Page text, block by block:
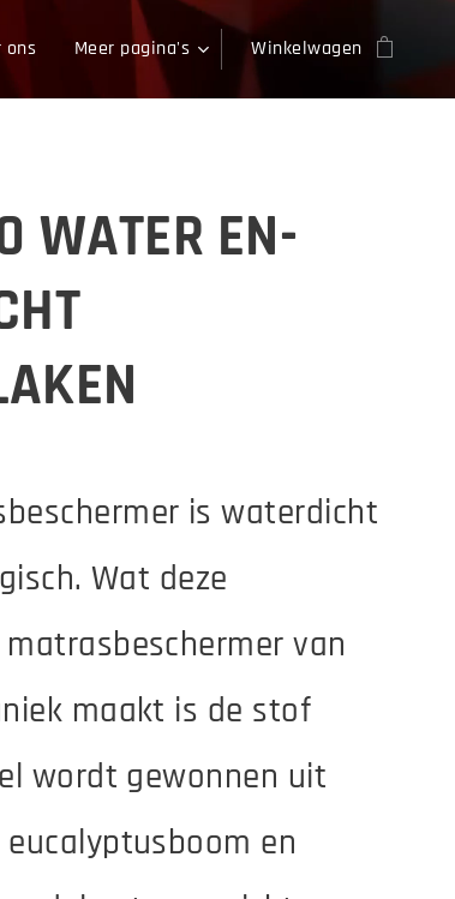
ons Meer pagina's Winkelwagen
WATER EN-
is waterdicht
Wat deze
van
maakt is de stof
wordt gewonnen uit
en